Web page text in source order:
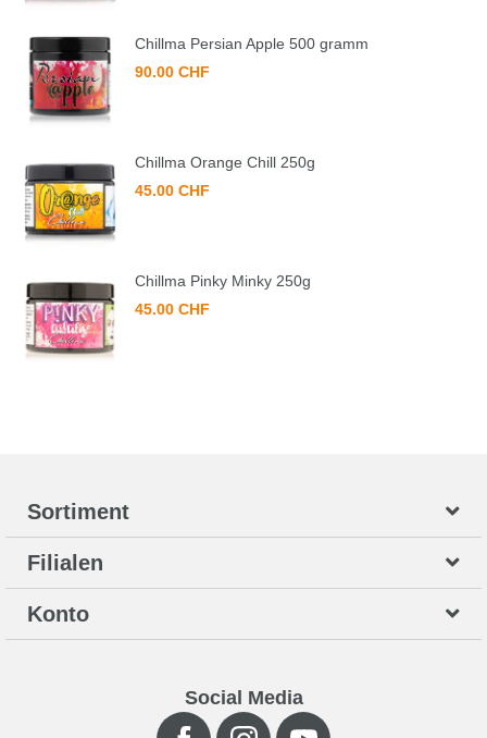
Chillma Persian Apple 500 gramm
90.00 CHF
Chillma Orange Chill 250g
45.00 CHF
Chillma Pinky Minky 250g
45.00 CHF
Sortiment
Filialen
Konto
Social Media